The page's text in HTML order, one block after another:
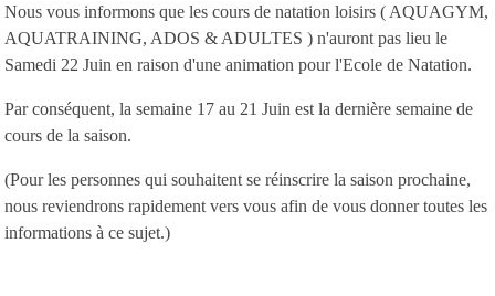
Nous vous informons que les cours de natation loisirs ( AQUAGYM,
AQUATRAINING, ADOS & ADULTES ) n'auront pas lieu le
Samedi 22 Juin en raison d'une animation pour l'Ecole de Natation.
Par conséquent, la semaine 17 au 21 Juin est la dernière semaine de
cours de la saison.
(Pour les personnes qui souhaitent se réinscrire la saison prochaine,
nous reviendrons rapidement vers vous afin de vous donner toutes les
informations à ce sujet.)